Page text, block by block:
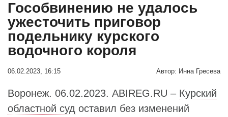
Гособвинению не удалось
ужесточить приговор
подельнику курского
водочного короля
06.02.2023, 16:15 Автор: Инна Гресева
Воронеж. 06.02.2023. ABIREG.RU – Курский
областной суд оставил без изменений